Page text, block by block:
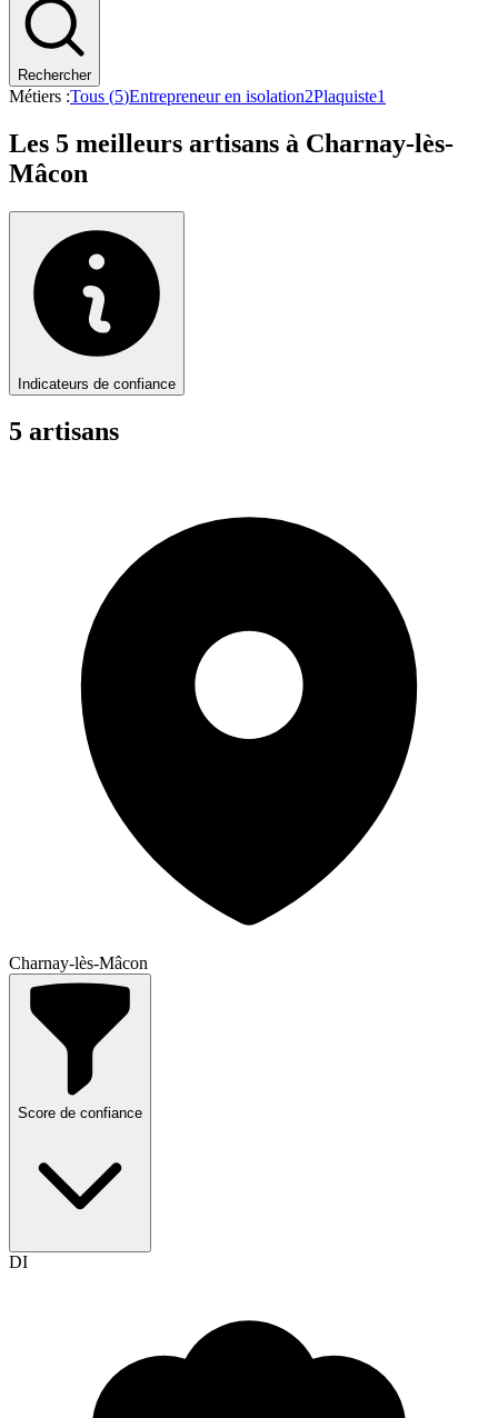
Rechercher
Métiers :Tous (5)Entrepreneur en isolation2Plaquiste1
Les 5 meilleurs artisans à Charnay-lès-
Mâcon
Indicateurs de confiance
5 artisans
Charnay-lès-Mâcon
Score de confiance
DI